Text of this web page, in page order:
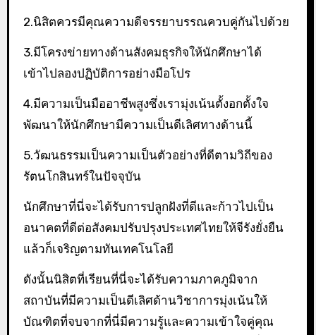
2.นิสิตควรมีคุณความดีจรรยาบรรณควบคู่กันไปด้วย
3.มีโครงข่ายทางด้านสังคมธุรกิจให้นักศึกษาได้
เข้าไปลองปฏิบัติการอย่างมือโปร
4.มีความเป็นมืออาชีพสูงซึ่งเรามุ่งเน้นตั้งอกตั้งใจ
พัฒนาให้นักศึกษามีความเป็นดีเลิศทางด้านนี้
5.วัฒนธรรมเป็นความเป็นตัวอย่างที่ดีตามวิถีของ
รัตนโกสินทร์ในปัจจุบัน
นักศึกษาที่นี่จะได้รับการปลูกฝังที่ดีและก้าวไปเป็น
อนาคตที่ดีต่อสังคมปรับปรุงประเทศไทยให้จีรังยั่งยืน
แล้วก็เจริญตามทันเทคโนโลยี
ดังนั้นนิสิตที่เรียนที่นี่จะได้รับความภาคภูมิจาก
สถาบันที่มีความเป็นดีเลิศด้านวิชาการมุ่งเน้นให้
บัณฑิตที่จบจากที่นี่มีความรู้และความเข้าใจคู่คุณ